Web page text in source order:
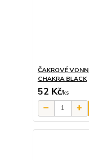
ČAKROVÉ
CHAKRA BLACK
52 Kč/ks